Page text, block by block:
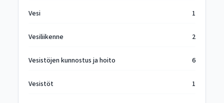
Vesi 1
Vesiliikenne 2
Vesistöjen kunnostus ja hoito 6
Vesistöt 1